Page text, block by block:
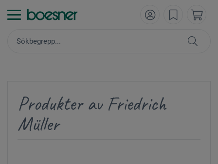
Produkter av Friedrich
Müller